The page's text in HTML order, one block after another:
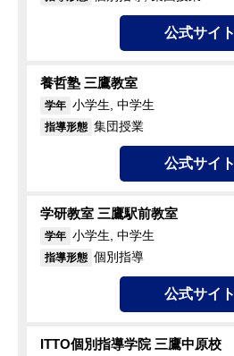
公式サイト
養哲塾 三鷹教室
学年 小学生, 中学生
指導形態 集団授業
公式サイト
学研教室 三鷹駅前教室
学年 小学生, 中学生
指導形態 個別指導
公式サイト
ITTO個別指導学院 三鷹中原校